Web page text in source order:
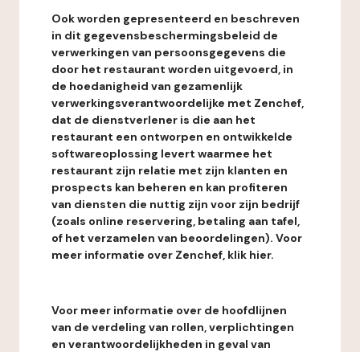
Ook worden gepresenteerd en beschreven
in dit gegevensbeschermingsbeleid de
verwerkingen van persoonsgegevens die
door het restaurant worden uitgevoerd, in
de hoedanigheid van gezamenlijk
verwerkingsverantwoordelijke met Zenchef,
dat de dienstverlener is die aan het
restaurant een ontworpen en ontwikkelde
softwareoplossing levert waarmee het
restaurant zijn relatie met zijn klanten en
prospects kan beheren en kan profiteren
van diensten die nuttig zijn voor zijn bedrijf
(zoals online reservering, betaling aan tafel,
of het verzamelen van beoordelingen). Voor
meer informatie over Zenchef, klik hier.
Voor meer informatie over de hoofdlijnen
van de verdeling van rollen, verplichtingen
en verantwoordelijkheden in geval van